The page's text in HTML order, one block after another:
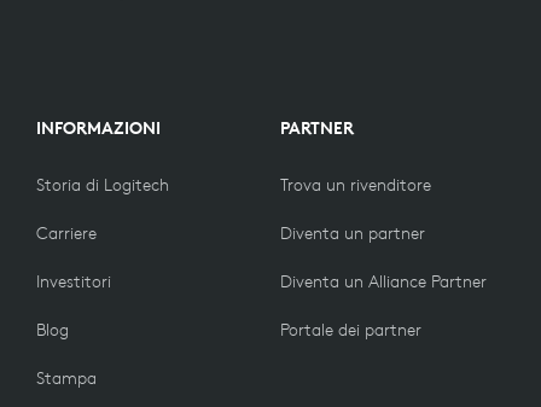
INFORMAZIONI
Storia di Logitech
Carriere
Investitori
Blog
Stampa
PARTNER
Trova un rivenditore
Diventa un partner
Diventa un Alliance Partner
Portale dei partner